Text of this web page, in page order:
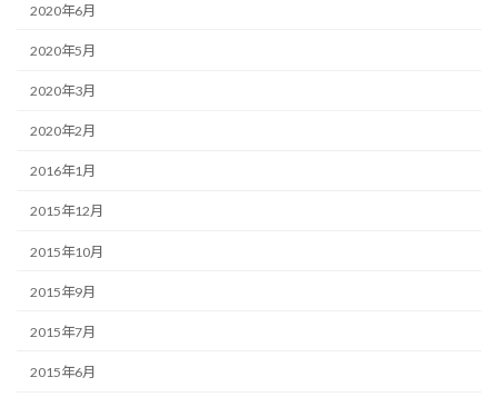
2020年6月
2020年5月
2020年3月
2020年2月
2016年1月
2015年12月
2015年10月
2015年9月
2015年7月
2015年6月